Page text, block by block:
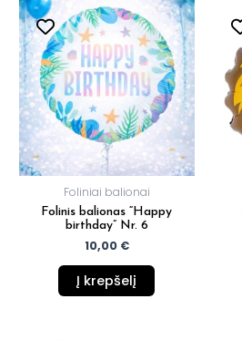
Foliniai balionai
Folinis balionas “Happy
birthday” Nr. 6
10,00 €
Į krepšelį